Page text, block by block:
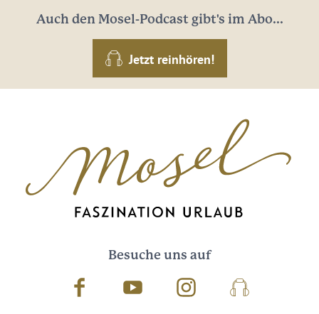
Auch den Mosel-Podcast gibt's im Abo...
Jetzt reinhören!
Besuche uns auf
Facebook Youtube InstagramPodcast